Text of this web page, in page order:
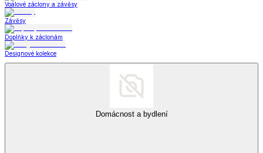
Voálové záclony a závěsy
Závěsy
Doplňky k záclonám
Designové kolekce
Domácnost a bydlení